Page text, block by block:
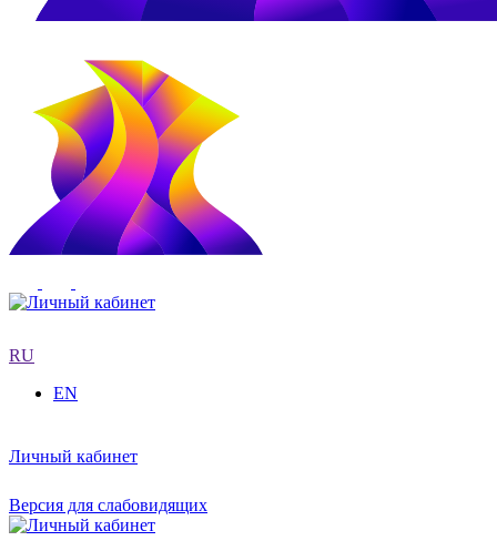
RU
EN
Личный кабинет
Версия для слабовидящих